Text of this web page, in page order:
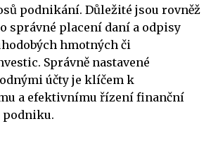
podnikání. Důležité jsou rovněž
správné placení daní a odpisy
hmotných či
Správně nastavené
účty je klíčem k
a efektivnímu řízení finanční
podniku.